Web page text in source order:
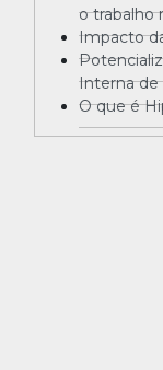
o trabalho
Impacto
Interna de
O que é